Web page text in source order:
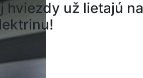
hviezdy už lietajú na